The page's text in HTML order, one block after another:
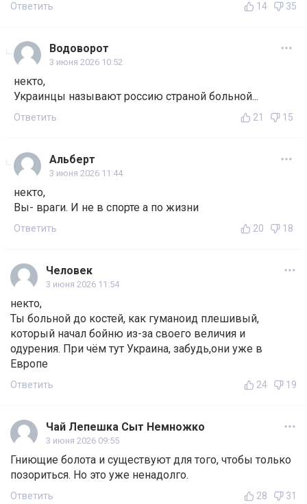
Ответить 14 35
Водоворот
3 июня 2026 10:52
некто,
Украинцы называют россию страной больной...
Ответить 21 15
Альберт
3 июня 2026 11:44
некто,
Вы- враги. И не в спорте а по жизни
Ответить 20 18
Человек
3 июня 2026 11:54
некто,
Ты больной до костей, как гуманоид плешивый,
который начал бойню из-за своего величия и
одурения. При чём тут Украина, забудь,они уже в
Европе
Ответить 24 19
Чай Лепешка Сыт Немножко
3 июня 2026 09:55
Гниющие болота и существуют для того, чтобы только
позориться. Но это уже ненадолго.
Ответить 28 31